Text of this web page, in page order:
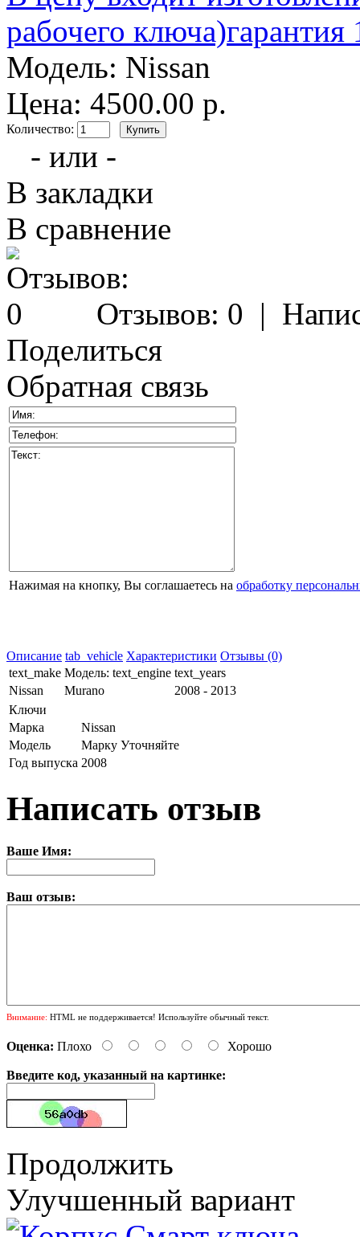
Модель: Nissan
Цена: 4500.00 р.
Количество:
- или -
В закладки
В сравнение
Отзывов: 0 |
Поделиться
Обратная связь
Нажимая на кнопку, Вы соглашаетесь на обработку
Описание tab_vehicle Характеристики Отзывы (0)
text_make Модель: text_engine text_years
Nissan
Murano
2008 - 2013
Ключи
Марка
Nissan
Модель
Марку Уточняйте
Год выпуска 2008
Написать отзыв
Ваше Имя:
Ваш отзыв:
Внимание: HTML не поддерживается! Используйте обычный текст.
Оценка: Плохо Хорошо
Введите код, указанный на картинке:
Продолжить
Улучшенный вариант